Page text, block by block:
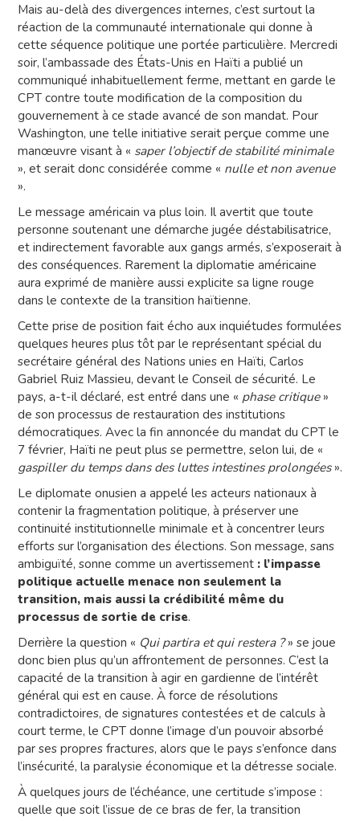
Mais au-delà des divergences internes, c’est surtout la
réaction de la communauté internationale qui donne à
cette séquence politique une portée particulière. Mercredi
soir, l’ambassade des États-Unis en Haïti a publié un
communiqué inhabituellement ferme, mettant en garde le
CPT contre toute modification de la composition du
gouvernement à ce stade avancé de son mandat. Pour
Washington, une telle initiative serait perçue comme une
manœuvre visant à « saper l’objectif de stabilité minimale
», et serait donc considérée comme « nulle et non avenue
».
Le message américain va plus loin. Il avertit que toute
personne soutenant une démarche jugée déstabilisatrice,
et indirectement favorable aux gangs armés, s’exposerait à
des conséquences. Rarement la diplomatie américaine
aura exprimé de manière aussi explicite sa ligne rouge
dans le contexte de la transition haïtienne.
Cette prise de position fait écho aux inquiétudes formulées
quelques heures plus tôt par le représentant spécial du
secrétaire général des Nations unies en Haïti, Carlos
Gabriel Ruiz Massieu, devant le Conseil de sécurité. Le
pays, a-t-il déclaré, est entré dans une « phase critique»
de son processus de restauration des institutions
démocratiques. Avec la fin annoncée du mandat du CPT le
7 février, Haïti ne peut plus se permettre, selon lui, de «
gaspiller du temps dans des luttes intestines prolongées».
Le diplomate onusien a appelé les acteurs nationaux à
contenir la fragmentation politique, à préserver une
continuité institutionnelle minimale et à concentrer leurs
efforts sur l’organisation des élections. Son message, sans
ambiguïté, sonne comme un avertissement : l’impasse
politique actuelle menace non seulement la
transition, mais aussi la crédibilité même du
processus de sortie de crise.
Derrière la question « Qui partira et qui restera ?» se joue
donc bien plus qu’un affrontement de personnes. C’est la
capacité de la transition à agir en gardienne de l’intérêt
général qui est en cause. À force de résolutions
contradictoires, de signatures contestées et de calculs à
court terme, le CPT donne l’image d’un pouvoir absorbé
par ses propres fractures, alors que le pays s’enfonce dans
l’insécurité, la paralysie économique et la détresse sociale.
À quelques jours de l’échéance, une certitude s’impose :
quelle que soit l’issue de ce bras de fer, la transition